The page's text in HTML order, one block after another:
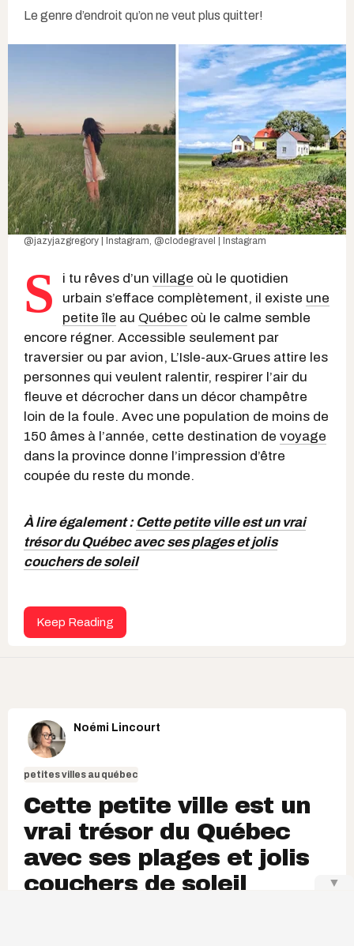
Le genre d’endroit qu’on ne veut plus quitter!
@jazyjazgregory | Instagram, @clodegravel | Instagram
S i tu rêves d’un village où le quotidien
urbain s’efface complètement, il existe une
petite île au Québec où le calme semble
encore régner. Accessible seulement par
traversier ou par avion, L’Isle-aux-Grues attire les
personnes qui veulent ralentir, respirer l’air du
fleuve et décrocher dans un décor champêtre
loin de la foule. Avec une population de moins de
150 âmes à l’année, cette destination de voyage
dans la province donne l’impression d’être
coupée du reste du monde.
À lire également : Cette petite ville est un vrai
trésor du Québec avec ses plages et jolis
couchers de soleil
Keep Reading
Noémi Lincourt
petites villes au québec
Cette petite ville est un
vrai trésor du Québec
avec ses plages et jolis
couchers de soleil
▼